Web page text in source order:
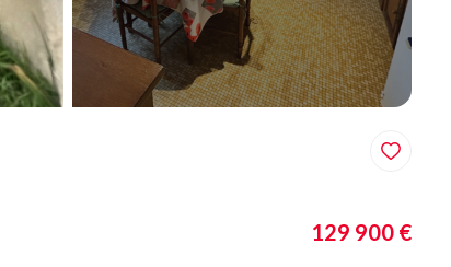
129 900 €